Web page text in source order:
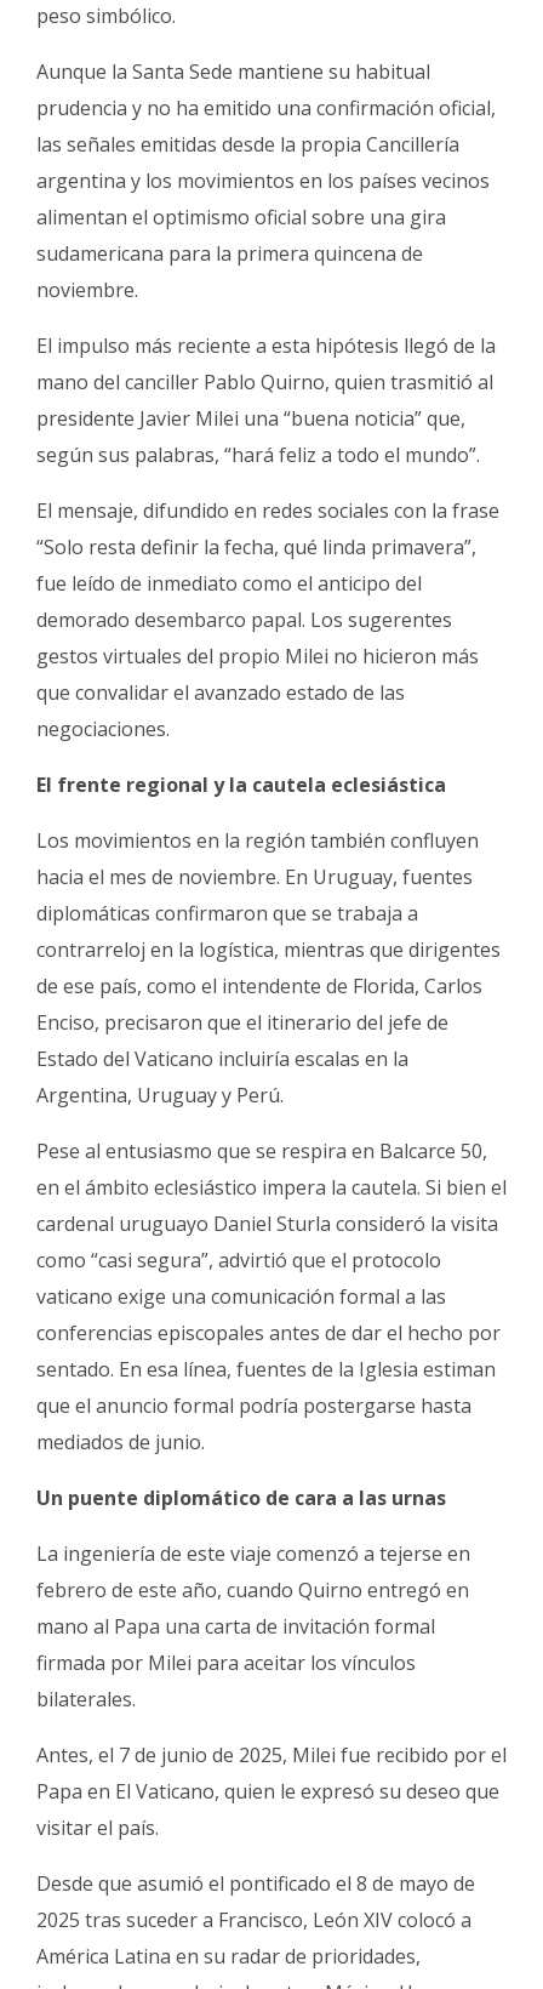
peso simbólico.
Aunque la Santa Sede mantiene su habitual
prudencia y no ha emitido una confirmación oficial,
las señales emitidas desde la propia Cancillería
argentina y los movimientos en los países vecinos
alimentan el optimismo oficial sobre una gira
sudamericana para la primera quincena de
noviembre.
El impulso más reciente a esta hipótesis llegó de la
mano del canciller Pablo Quirno, quien trasmitió al
presidente Javier Milei una “buena noticia” que,
según sus palabras, “hará feliz a todo el mundo”.
El mensaje, difundido en redes sociales con la frase
“Solo resta definir la fecha, qué linda primavera”,
fue leído de inmediato como el anticipo del
demorado desembarco papal. Los sugerentes
gestos virtuales del propio Milei no hicieron más
que convalidar el avanzado estado de las
negociaciones.
El frente regional y la cautela eclesiástica
Los movimientos en la región también confluyen
hacia el mes de noviembre. En Uruguay, fuentes
diplomáticas confirmaron que se trabaja a
contrarreloj en la logística, mientras que dirigentes
de ese país, como el intendente de Florida, Carlos
Enciso, precisaron que el itinerario del jefe de
Estado del Vaticano incluiría escalas en la
Argentina, Uruguay y Perú.
Pese al entusiasmo que se respira en Balcarce 50,
en el ámbito eclesiástico impera la cautela. Si bien el
cardenal uruguayo Daniel Sturla consideró la visita
como “casi segura”, advirtió que el protocolo
vaticano exige una comunicación formal a las
conferencias episcopales antes de dar el hecho por
sentado. En esa línea, fuentes de la Iglesia estiman
que el anuncio formal podría postergarse hasta
mediados de junio.
Un puente diplomático de cara a las urnas
La ingeniería de este viaje comenzó a tejerse en
febrero de este año, cuando Quirno entregó en
mano al Papa una carta de invitación formal
firmada por Milei para aceitar los vínculos
bilaterales.
Antes, el 7 de junio de 2025, Milei fue recibido por el
Papa en El Vaticano, quien le expresó su deseo que
visitar el país.
Desde que asumió el pontificado el 8 de mayo de
2025 tras suceder a Francisco, León XIV colocó a
América Latina en su radar de prioridades,